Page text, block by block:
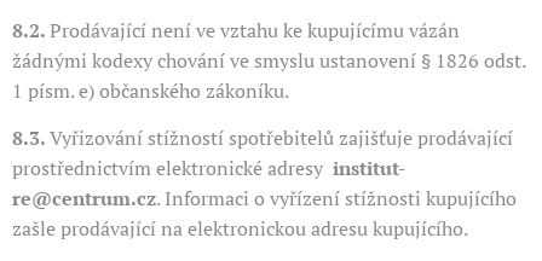
8.2.Prodávající není ve vztahu ke kupujícímu vázán
žádnými kodexy chování ve smyslu ustanovení § 1826 odst.
1 písm. e) občanského zákoníku.
8.3.Vyřizování stížností spotřebitelů zajišťuje prodávající
prostřednictvím elektronické adresy institut-
re@centrum.cz. Informaci o vyřízení stížnosti kupujícího
zašle prodávající na elektronickou adresu kupujícího.